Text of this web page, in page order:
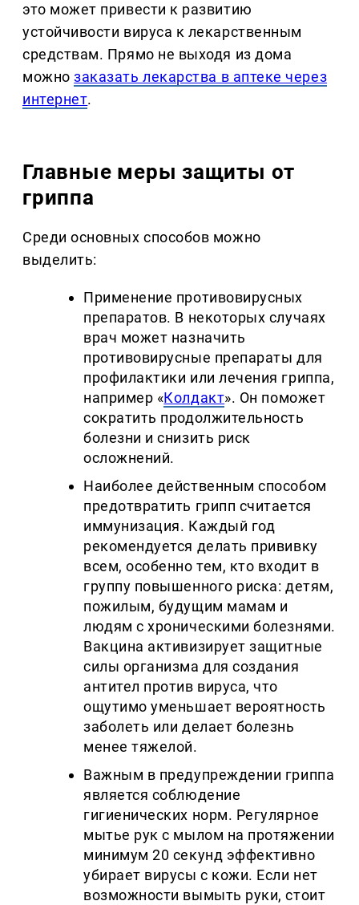
это может привести к развитию
устойчивости вируса к лекарственным
средствам. Прямо не выходя из дома
можнозаказать лекарства в аптеке через
интернет.
Главные меры защиты от
гриппа
Среди основных способов можно
выделить:
Применение противовирусных
препаратов. В некоторых случаях
врач может назначить
противовирусные препараты для
профилактики или лечения гриппа,
например «Колдакт». Он поможет
сократить продолжительность
болезни и снизить риск
осложнений.
Наиболее действенным способом
предотвратить грипп считается
иммунизация. Каждый год
рекомендуется делать прививку
всем, особенно тем, кто входит в
группу повышенного риска: детям,
пожилым, будущим мамам и
людям с хроническими болезнями.
Вакцина активизирует защитные
силы организма для создания
антител против вируса, что
ощутимо уменьшает вероятность
заболеть или делает болезнь
менее тяжелой.
Важным в предупреждении гриппа
является соблюдение
гигиенических норм. Регулярное
мытье рук с мылом на протяжении
минимум 20 секунд эффективно
убирает вирусы с кожи. Если нет
возможности вымыть руки, стоит